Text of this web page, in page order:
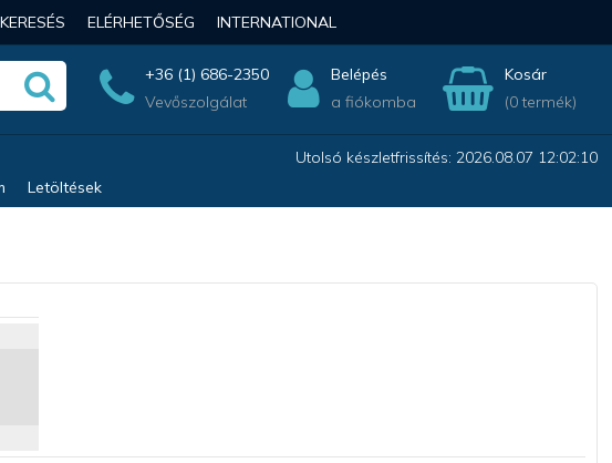
KERESÉS ELÉRHETŐSÉG INTERNATIONAL
+36 (1) 686-2350
Vevőszolgálat
Belépés
a fiókomba
Kosár
(0 termék)
Utolsó készletfrissítés: 2026.08.07 12:02:10
Letöltések